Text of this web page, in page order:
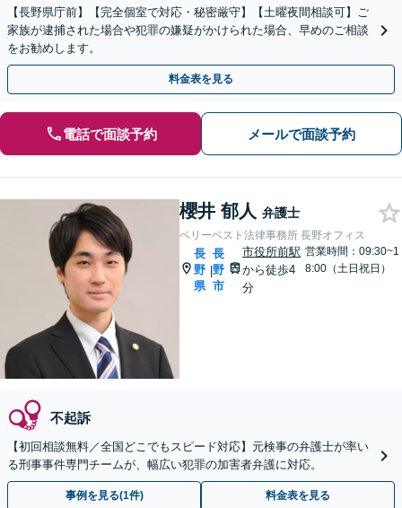
【長野県庁前】【完全個室で対応・秘密厳守】【土曜夜間相談可】ご
家族が逮捕された場合や犯罪の嫌疑がかけられた場合、早めのご相談
をお勧めします。
料金表を見る
電話で面談予約 メールで面談予約
櫻井 郁人 弁護士
ベリーベスト法律事務所 長野オフィス
長
野
県
|
長
野
市
市役所前駅
から徒歩4
分
営業時間：09:30~1
8:00（土日祝日）
不起訴
【初回相談無料／全国どこでもスピード対応】元検事の弁護士が率い
る刑事事件専門チームが、幅広い犯罪の加害者弁護に対応。
事例を見る(1件) 料金表を見る